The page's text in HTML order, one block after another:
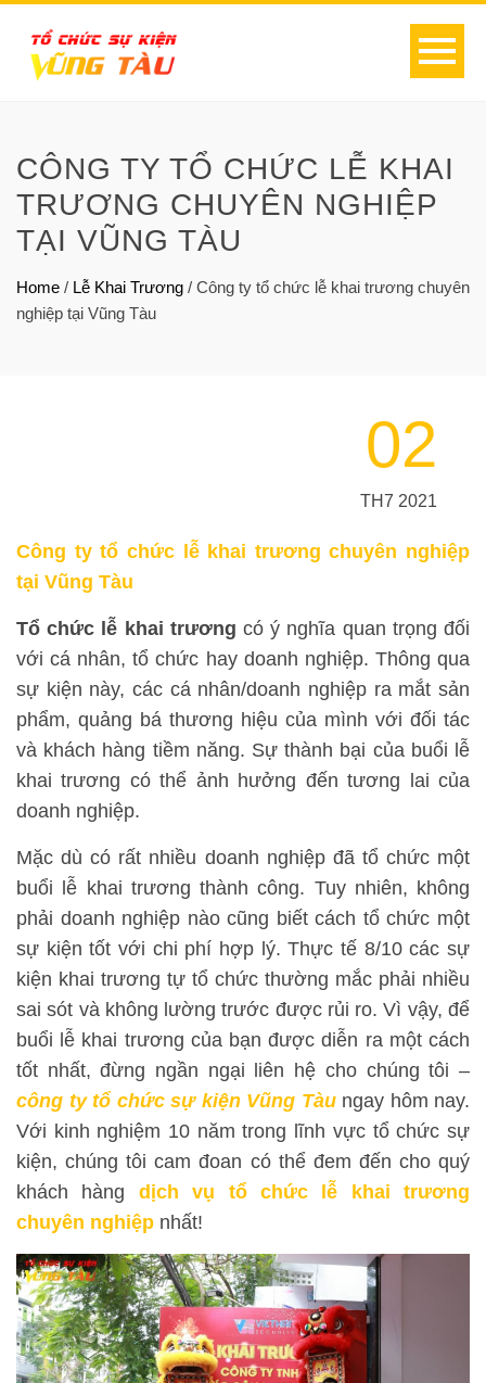
CÔNG TY TỔ CHỨC LỄ KHAI
TRƯƠNG CHUYÊN NGHIỆP
TẠI VŨNG TÀU
Home / Lễ Khai Trương / Công ty tổ chức lễ khai trương chuyên
nghiệp tại Vũng Tàu
02
TH7 2021
Công ty tổ chức lễ khai trương chuyên nghiệp
tại Vũng Tàu
Tổ chức lễ khai trương có ý nghĩa quan trọng đối
với cá nhân, tổ chức hay doanh nghiệp. Thông qua
sự kiện này, các cá nhân/doanh nghiệp ra mắt sản
phẩm, quảng bá thương hiệu của mình với đối tác
và khách hàng tiềm năng. Sự thành bại của buổi lễ
khai trương có thể ảnh hưởng đến tương lai của
doanh nghiệp.
Mặc dù có rất nhiều doanh nghiệp đã tổ chức một
buổi lễ khai trương thành công. Tuy nhiên, không
phải doanh nghiệp nào cũng biết cách tổ chức một
sự kiện tốt với chi phí hợp lý. Thực tế 8/10 các sự
kiện khai trương tự tổ chức thường mắc phải nhiều
sai sót và không lường trước được rủi ro. Vì vậy, để
buổi lễ khai trương của bạn được diễn ra một cách
tốt nhất, đừng ngần ngại liên hệ cho chúng tôi –
công ty tổ chức sự kiện Vũng Tàungay hôm nay.
Với kinh nghiệm 10 năm trong lĩnh vực tổ chức sự
kiện, chúng tôi cam đoan có thể đem đến cho quý
khách hàng dịch vụ tổ chức lễ khai trương
chuyên nghiệp nhất!